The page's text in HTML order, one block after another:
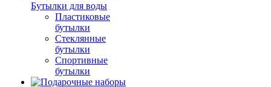
Бутылки для воды
Пластиковые
бутылки
Стеклянные
бутылки
Спортивные
бутылки